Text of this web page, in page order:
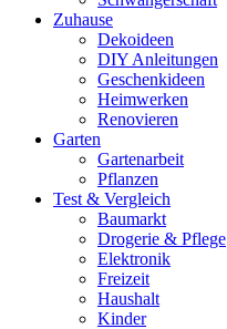
Zuhause
Dekoideen
DIY Anleitungen
Geschenkideen
Heimwerken
Renovieren
Garten
Gartenarbeit
Pflanzen
Test & Vergleich
Baumarkt
Drogerie & Pflege
Elektronik
Freizeit
Haushalt
Kinder